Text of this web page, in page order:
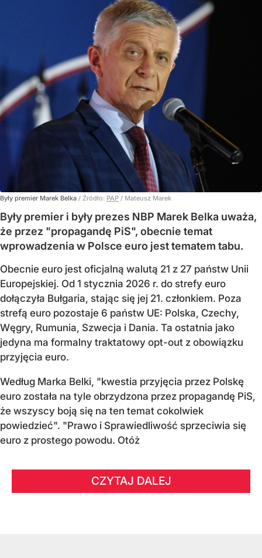
Były premier Marek Belka / Źródło: PAP / Mateusz Marek
Były premier i były prezes NBP Marek Belka uważa,
że przez "propagandę PiS", obecnie temat
wprowadzenia w Polsce euro jest tematem tabu.
Obecnie euro jest oficjalną walutą 21 z 27 państw Unii
Europejskiej. Od 1 stycznia 2026 r. do strefy euro
dołączyła Bułgaria, stając się jej 21. członkiem. Poza
strefą euro pozostaje 6 państw UE: Polska, Czechy,
Węgry, Rumunia, Szwecja i Dania. Ta ostatnia jako
jedyna ma formalny traktatowy opt-out z obowiązku
przyjęcia euro.
Według Marka Belki, "kwestia przyjęcia przez Polskę
euro została na tyle obrzydzona przez propagandę PiS,
że wszyscy boją się na ten temat cokolwiek
powiedzieć". "Prawo i Sprawiedliwość sprzeciwia się
euro z prostego powodu. Otóż
CZYTAJ DALEJ